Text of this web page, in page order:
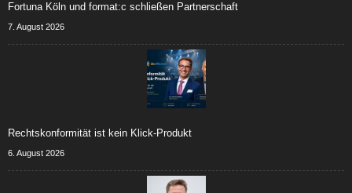
Fortuna Köln und format:c schließen Partnerschaft
7. August 2026
Rechtskonformität ist kein Klick-Produkt
6. August 2026